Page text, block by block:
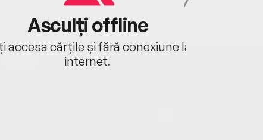
Asculți offline
accesa cărțile și fără conexiune la
internet.